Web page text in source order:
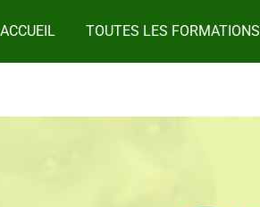
ACCUEIL TOUTES LES FORMATIONS